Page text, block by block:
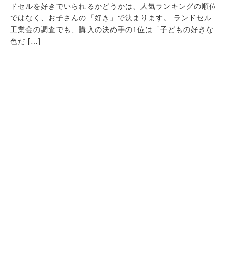
ドセルを好きでいられるかどうかは、人気ランキングの順位
ではなく、お子さんの「好き」で決まります。 ランドセル
工業会の調査でも、購入の決め手の1位は「子どもの好きな
色だ […]